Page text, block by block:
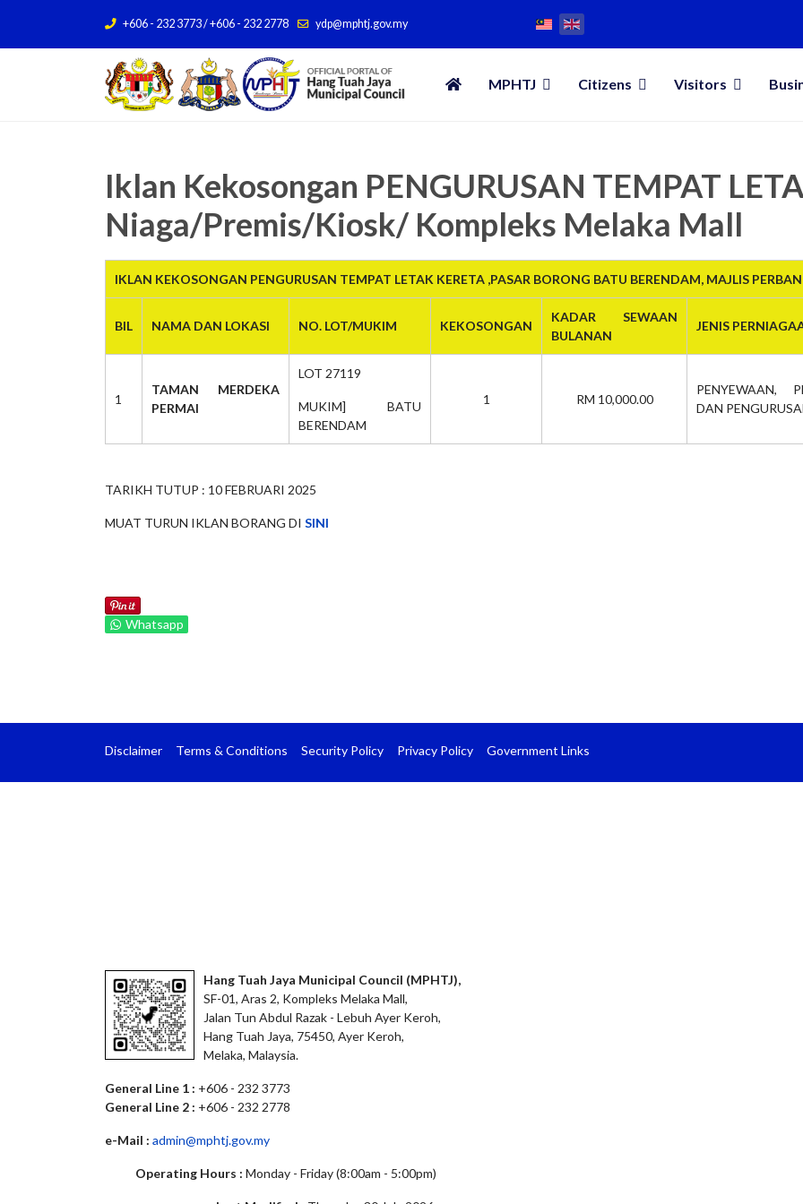
+606 - 232 3773 / +606 - 232 2778 ydp@mphtj.gov.my
MPHTJ Citizens Visitors
Iklan Kekosongan PENGURUSAN TEMPAT
Niaga/Premis/Kiosk/ Kompleks Melaka Mall
IKLAN KEKOSONGAN PENGURUSAN TEMPAT LETAK KERETA ,PASAR BORONG BATU BERENDAM, MAJLIS
BIL NAMA DAN LOKASI NO. LOT/MUKIM KEKOSONGAN
KADAR SEWAAN
BULANAN
JENIS
1
TAMAN MERDEKA
PERMAI
LOT 27119
MUKIM] BATU
BERENDAM
1 RM 10,000.00
PENYEWAAN,
DAN
TARIKH TUTUP : 10 FEBRUARI 2025
MUAT TURUN IKLAN BORANG DI SINI
Whatsapp
Disclaimer Terms & Conditions Security Policy Privacy Policy Government Links
Hang Tuah Jaya Municipal Council (MPHTJ),
SF-01, Aras 2, Kompleks Melaka Mall,
Jalan Tun Abdul Razak - Lebuh Ayer Keroh,
Hang Tuah Jaya, 75450, Ayer Keroh,
Melaka, Malaysia.
General Line 1 : +606 - 232 3773
General Line 2 : +606 - 232 2778
e-Mail : admin@mphtj.gov.my
Operating Hours : Monday - Friday (8:00am - 5:00pm)